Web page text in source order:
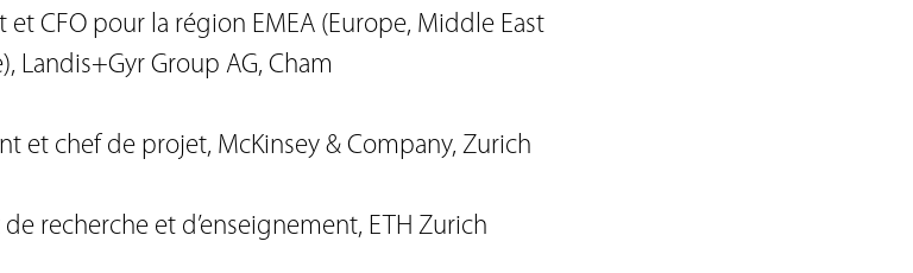
et CFO pour la région EMEA (Europe, Middle East
Landis+Gyr Group AG, Cham
et chef de projet, McKinsey & Company, Zurich
de recherche et d’enseignement, ETH Zurich